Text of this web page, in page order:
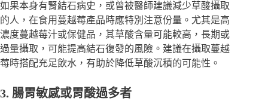
如果本身有腎結石病史，或曾被醫師建議減少草酸攝取
的人，在食用蔓越莓產品時應特別注意份量。尤其是高
濃度蔓越莓汁或保健品，其草酸含量可能較高，長期或
過量攝取，可能提高結石復發的風險。建議在攝取蔓越
莓時搭配充足飲水，有助於降低草酸沉積的可能性。
3. 腸胃敏感或胃酸過多者